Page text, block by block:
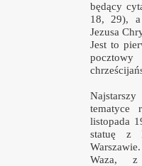
będący
18, 29), a
Jezusa
Jest to
tematyce
listopada
statuę
z
Warszawie.
Waza,
z
Gabriel" w dniu 1